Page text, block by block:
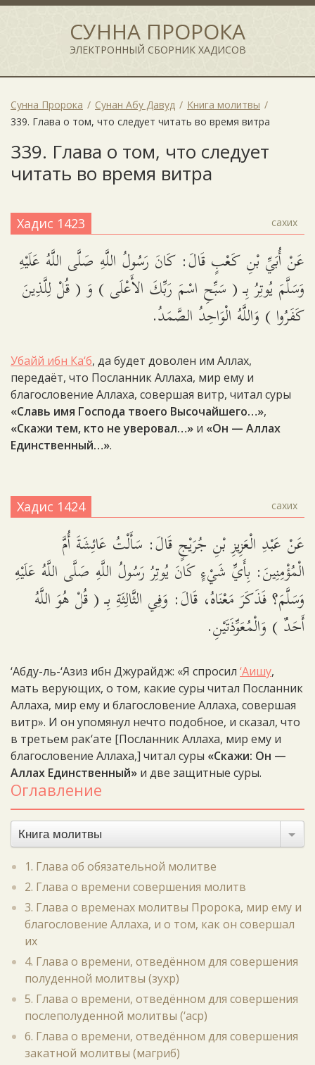
СУННА ПРОРОКА
ЭЛЕКТРОННЫЙ СБОРНИК ХАДИСОВ
Сунна Пророка Сунан Абу Давуд
Книга молитвы
339. Глава о том, что следует читать во время витра
339. Глава о том, что следует
читать во время витра
Хадис 1423 сахих
عَنْ أُبَيِّ بْنِ كَعْبٍ قَالَ: كَانَ رَسُولُ اللَّهِ صَلَّى اللَّهُ عَلَيْهِ
وَسَلَّمَ يُوتِرُ بِـ ( سَبِّحِ اسْمَ رَبِّكَ الأَعْلَى ) وَ ( قُلْ لِلَّذِينَ
كَفَرُوا ) وَاللَّهُ الْوَاحِدُ الصَّمَدُ.
Убайй ибн Ка‘б, да будет доволен им Аллах,
передаёт, что Посланник Аллаха, мир ему и
благословение Аллаха, совершая витр, читал суры
«Славь имя Господа твоего Высочайшего…»,
«Скажи тем, кто не уверовал…» и «Он — Аллах
Единственный…».
Хадис 1424 сахих
عَنْ عَبْدِ الْعَزِيزِ بْنِ جُرَيْجٍ قَالَ: سَأَلْتُ عَائِشَةَ أُمَّ
الْمُؤْمِنِينَ: بِأَيِّ شَيْءٍ كَانَ يُوتِرُ رَسُولُ اللَّهِ صَلَّى اللَّهُ عَلَيْهِ
وَسَلَّمَ؟ فَذَكَرَ مَعْنَاهُ، قَالَ: وَفِي الثَّالِثَةِ بِـ ( قُلْ هُوَ اللَّهُ
أَحَدٌ ) وَالْمُعَوِّذَتَيْنِ.
‘Абду-ль-‘Азиз ибн Джурайдж: «Я спросил ‘Аишу,
мать верующих, о том, какие суры читал Посланник
Аллаха, мир ему и благословение Аллаха, совершая
витр». И он упомянул нечто подобное, и сказал, что
в третьем рак‘ате [Посланник Аллаха, мир ему и
благословение Аллаха,] читал суры «Скажи: Он —
Аллах Единственный» и две защитные суры.
Оглавление
Книга молитвы
1. Глава об обязательной молитве
2. Глава о времени совершения молитв
3. Глава о временах молитвы Пророка, мир ему и
благословение Аллаха, и о том, как он совершал
их
4. Глава о времени, отведённом для совершения
полуденной молитвы (зухр)
5. Глава о времени, отведённом для совершения
послеполуденной молитвы (‘аср)
6. Глава о времени, отведённом для совершения
закатной молитвы (магриб)